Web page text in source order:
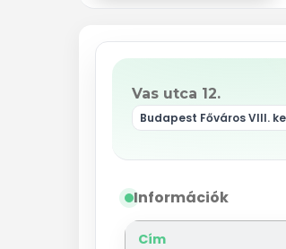
Vas utca 12.
Budapest Főváros VIII.
Információk
Cím